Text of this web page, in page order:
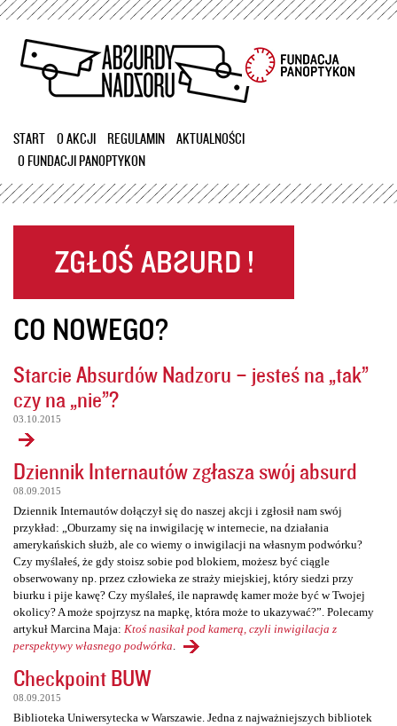
Przejdź
treści
START O AKCJI REGULAMIN
AKTUALNOŚCI
O FUNDACJI PANOPTYKON
CO NOWEGO?
Starcie Absurdów Nadzoru – jesteś na „tak”
czy na „nie”?
03.10.2015
Dziennik Internautów zgłasza swój absurd
08.09.2015
Dziennik Internautów dołączył się do naszej akcji i zgłosił nam swój
przykład: „Oburzamy się na inwigilację w internecie, na działania
amerykańskich służb, ale co wiemy o inwigilacji na własnym podwórku?
Czy myślałeś, że gdy stoisz sobie pod blokiem, możesz być ciągle
obserwowany np. przez człowieka ze straży miejskiej, który siedzi przy
biurku i pije kawę? Czy myślałeś, ile naprawdę kamer może być w Twojej
okolicy? A może spojrzysz na mapkę, która może to ukazywać?”. Polecamy
artykuł Marcina Maja: Ktoś nasikał pod kamerą, czyli inwigilacja z
perspektywy własnego podwórka
Checkpoint BUW
08.09.2015
Biblioteka Uniwersytecka w Warszawie. Jedna z najważniejszych bibliotek